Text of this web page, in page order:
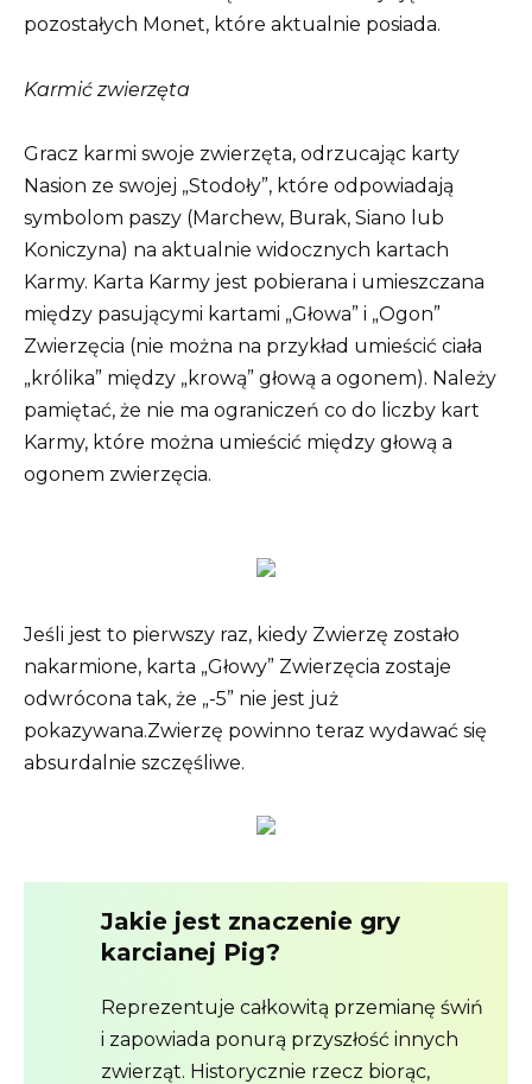
pozostałych Monet, które aktualnie posiada.
Karmić zwierzęta
Gracz karmi swoje zwierzęta, odrzucając karty
Nasion ze swojej „Stodoły”, które odpowiadają
symbolom paszy (Marchew, Burak, Siano lub
Koniczyna) na aktualnie widocznych kartach
Karmy. Karta Karmy jest pobierana i umieszczana
między pasującymi kartami „Głowa” i „Ogon”
Zwierzęcia (nie można na przykład umieścić ciała
„królika” między „krową” głową a ogonem). Należy
pamiętać, że nie ma ograniczeń co do liczby kart
Karmy, które można umieścić między głową a
ogonem zwierzęcia.
Jeśli jest to pierwszy raz, kiedy Zwierzę zostało
nakarmione, karta „Głowy” Zwierzęcia zostaje
odwrócona tak, że „-5” nie jest już
pokazywana.Zwierzę powinno teraz wydawać się
absurdalnie szczęśliwe.
Jakie jest znaczenie gry
karcianej Pig?
Reprezentuje całkowitą przemianę świń
i zapowiada ponurą przyszłość innych
zwierząt. Historycznie rzecz biorąc,